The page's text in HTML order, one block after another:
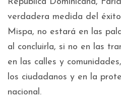
República Dominicana,
verdadera medida del
Mispa, no estará en las
al concluirla, si no en las
en las calles y
los ciudadanos y en la
nacional.